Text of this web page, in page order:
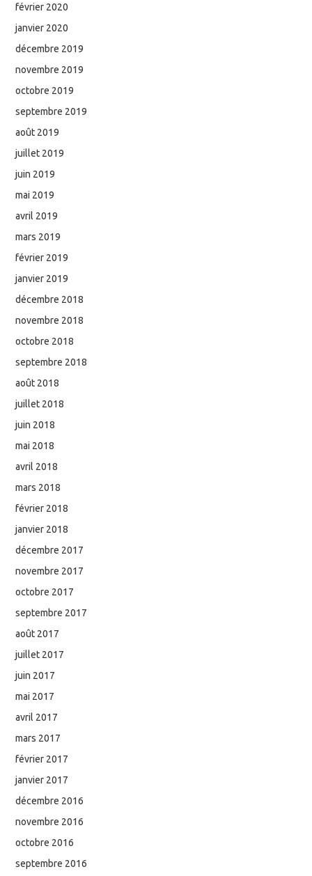
février 2020
janvier 2020
décembre 2019
novembre 2019
octobre 2019
septembre 2019
août 2019
juillet 2019
juin 2019
mai 2019
avril 2019
mars 2019
février 2019
janvier 2019
décembre 2018
novembre 2018
octobre 2018
septembre 2018
août 2018
juillet 2018
juin 2018
mai 2018
avril 2018
mars 2018
février 2018
janvier 2018
décembre 2017
novembre 2017
octobre 2017
septembre 2017
août 2017
juillet 2017
juin 2017
mai 2017
avril 2017
mars 2017
février 2017
janvier 2017
décembre 2016
novembre 2016
octobre 2016
septembre 2016